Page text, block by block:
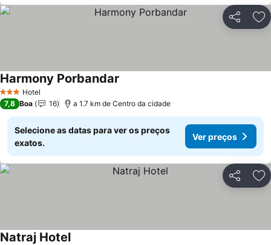
Partilhar
3 EstrelasHotel
Harmony Porbandar
7,8 Boa 16 a 1.7 km de Centro da cidade
Selecione as datas para ver os preços
exatos.
Ver preços
Partilhar
Natraj Hotel